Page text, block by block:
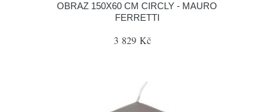
OBRAZ 150X60 CM CIRCLY - MAURO
FERRETTI
3 829 Kč